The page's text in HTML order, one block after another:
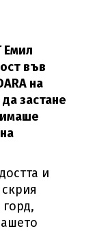
Емил
във
на
застане
и